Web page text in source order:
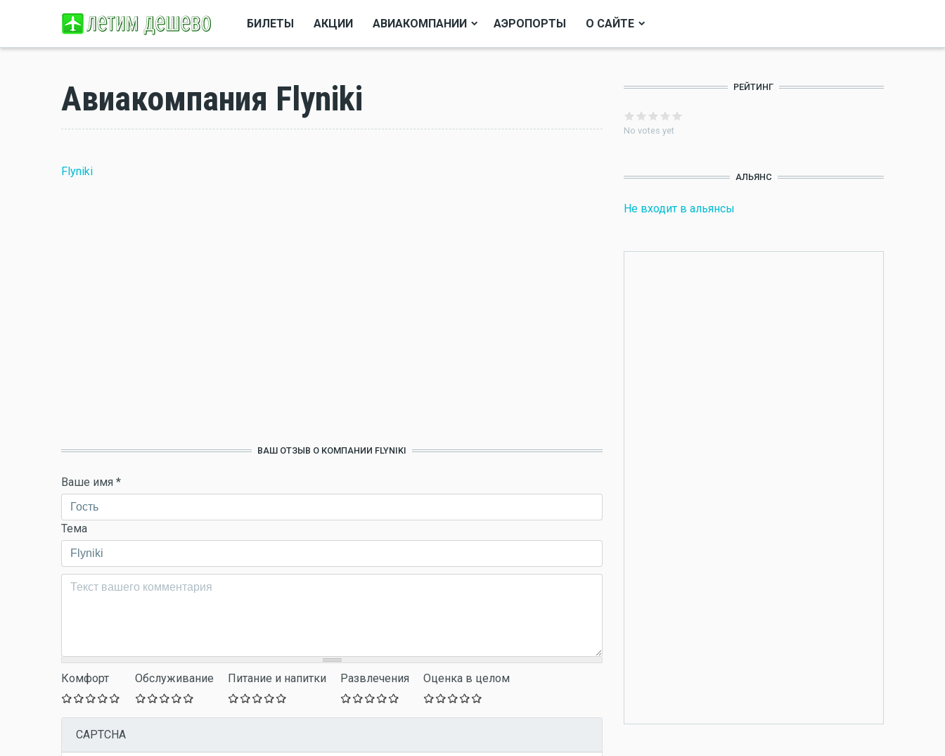
БИЛЕТЫ АКЦИИ АВИАКОМПАНИИ АЭРОПОРТЫ О САЙТЕ
Авиакомпания Flyniki
Flyniki
ВАШ ОТЗЫВ О КОМПАНИИ FLYNIKI
Ваше имя *
Тема
Комментарий*
Комфорт Обслуживание Питание и напитки Развлечения Оценка в целом
CAPTCHA
РЕЙТИНГ
No votes yet
АЛЬЯНС
Не входит в альянсы